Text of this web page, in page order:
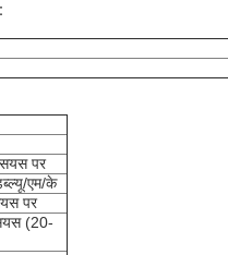
पर
एम/के
पर
(20-